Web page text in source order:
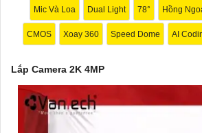
Mic Và Loa Dual Light 78° Hồng
CMOS Xoay 360 Speed Dome AI
Lắp Camera 2K 4MP